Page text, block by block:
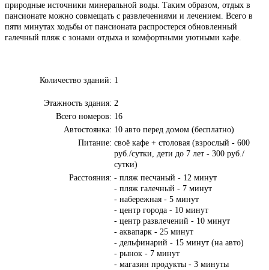
природные источники минеральной воды. Таким образом, отдых в
пансионате можно совмещать с развлечениями и лечением. Всего в
пяти минутах ходьбы от пансионата распростерся обновленный
галечный пляж с зонами отдыха и комфортными уютными кафе.
Количество зданий: 1
Этажность здания: 2
Всего номеров: 16
Автостоянка: 10 авто перед домом (бесплатно)
Питание: своё кафе + столовая (взрослый - 600
руб./сутки, дети до 7 лет - 300 руб./
сутки)
Расстояния: - пляж песчаный - 12 минут
- пляж галечный - 7 минут
- набережная - 5 минут
- центр города - 10 минут
- центр развлечений - 10 минут
- аквапарк - 25 минут
- дельфинарий - 15 минут (на авто)
- рынок - 7 минут
- магазин продукты - 3 минуты